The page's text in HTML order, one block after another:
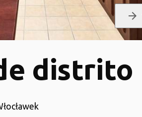
arrow_forward
distrito